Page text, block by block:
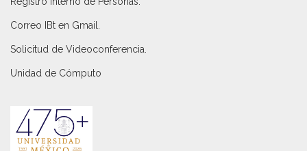
Correo IBt en Gmail.
Solicitud de Videoconferencia.
Unidad de Cómputo